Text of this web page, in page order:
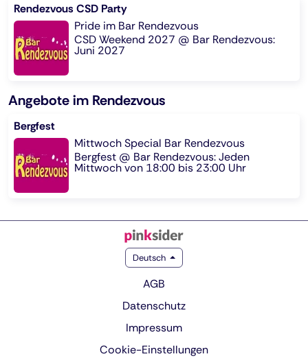
Rendezvous CSD Party
Pride im Bar Rendezvous
CSD Weekend 2027 @ Bar Rendezvous:
Juni 2027
Angebote im Rendezvous
Bergfest
Mittwoch Special Bar Rendezvous
Bergfest @ Bar Rendezvous: Jeden
Mittwoch von 18:00 bis 23:00 Uhr
Deutsch
AGB
Datenschutz
Impressum
Cookie-Einstellungen